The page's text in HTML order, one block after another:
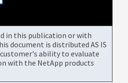
in this publication or with
document is distributed AS IS
ability to evaluate
with the NetApp products